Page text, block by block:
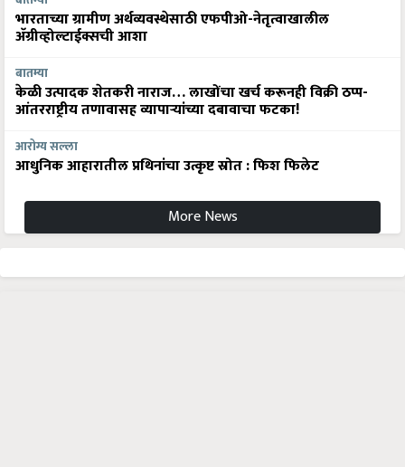
भारताच्या ग्रामीण अर्थव्यवस्थेसाठी एफपीओ-नेतृत्वाखालील
अ‍ॅग्रीव्होल्टाईक्सची आशा
बातम्या
केळी उत्पादक शेतकरी नाराज… लाखोंचा खर्च करूनही विक्री ठप्प-
आंतरराष्ट्रीय तणावासह व्यापाऱ्यांच्या दबावाचा फटका!
आरोग्य सल्ला
आधुनिक आहारातील प्रथिनांचा उत्कृष्ट स्रोत : फिश फिलेट
More News